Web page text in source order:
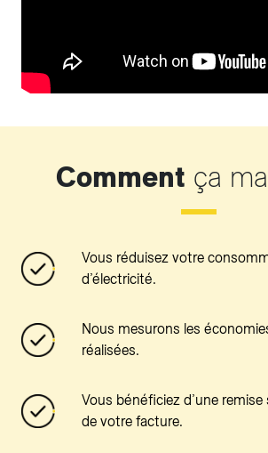
Comment ça
Vous réduisez votre
d’électricité.
Nous mesurons les
réalisées.
Vous bénéficiez d’une
de votre facture.